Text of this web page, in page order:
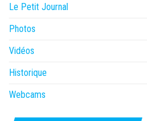
Le Petit Journal
Photos
Vidéos
Historique
Webcams